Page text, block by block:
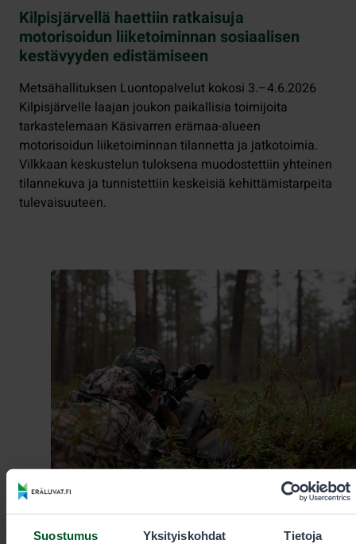
Suostumus Yksityiskohdat Tietoja
Kilpisjärvellä haettiin ratkaisuja
motorisoidun liiketoiminnan sosiaalisen
kestävyyden edistämiseen
Metsähallituksen Luontopalvelut kokosi 3.–4.6.2026
Kilpisjärvelle laajan joukon paikallisia toimijoita
tarkastelemaan Käsivarren erämaa-alueen
motorisoidun liiketoiminnan tilannetta ja jatkotoimia.
Vilkkaan keskustelun tuloksena muodostettiin yhteinen
tilannekuva ja tunnistettiin keskeisiä kehittämistarpeita
tulevaisuuteen.
11.6.2026